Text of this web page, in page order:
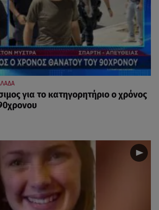
για το κατηγορητήριο ο χρόνος